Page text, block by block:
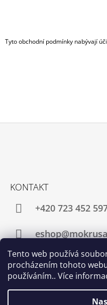
Tento web používá
procházením tohoto
používáním.. Více
Tyto obchodní podmínky nabývají
KONTAKT
+420 723 452
Instagram